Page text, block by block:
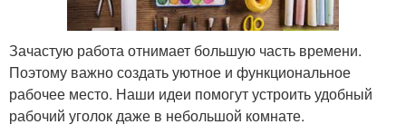
Зачастую работа отнимает большую часть времени.
Поэтому важно создать уютное и функциональное
рабочее место. Наши идеи помогут устроить удобный
рабочий уголок даже в небольшой комнате.